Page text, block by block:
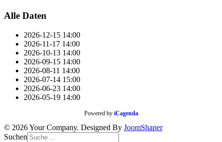
Alle Daten
2026-12-15 14:00
2026-11-17 14:00
2026-10-13 14:00
2026-09-15 14:00
2026-08-11 14:00
2026-07-14 15:00
2026-06-23 14:00
2026-05-19 14:00
Powered by iCagenda
© 2026 Your Company. Designed By JoomShaper
Suchen